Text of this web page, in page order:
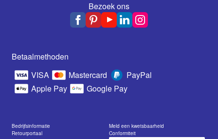
Bezoek ons
Betaalmethoden
VISA
Mastercard
PayPal
Apple Pay
Google Pay
Bedrijfsinformatie
Meld een kwetsbaarheid
Retourportaal
Conformiteit